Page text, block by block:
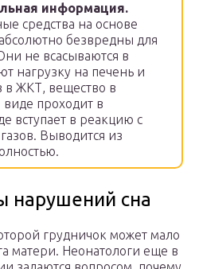
информация.
средства на основе
безвредны для
не всасываются в
нагрузку на печень и
в ЖКТ, вещество в
проходит в
вступает в реакцию с
Выводится из
нарушений сна
грудничок может мало
матери. Неонатологи еще в